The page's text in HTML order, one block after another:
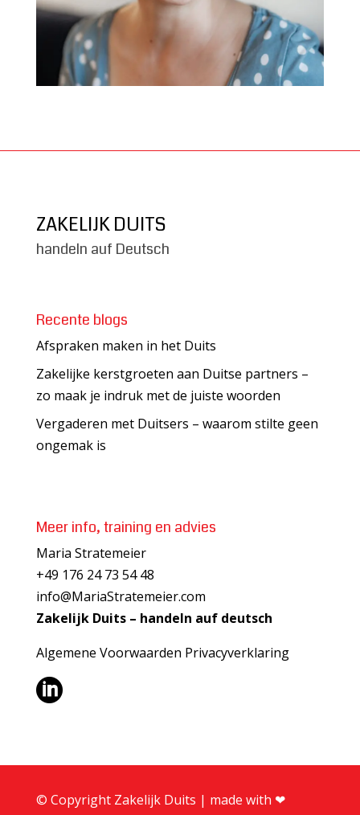
ZAKELIJK DUITS
handeln auf Deutsch
Recente blogs
Afspraken maken in het Duits
Zakelijke kerstgroeten aan Duitse partners –
zo maak je indruk met de juiste woorden
Vergaderen met Duitsers – waarom stilte geen
ongemak is
Meer info, training en advies
Maria Stratemeier
+49 176 24 73 54 48
info@MariaStratemeier.com
Zakelijk Duits – handeln auf deutsch
Algemene Voorwaarden Privacyverklaring

© Copyright Zakelijk Duits | made with ❤︎